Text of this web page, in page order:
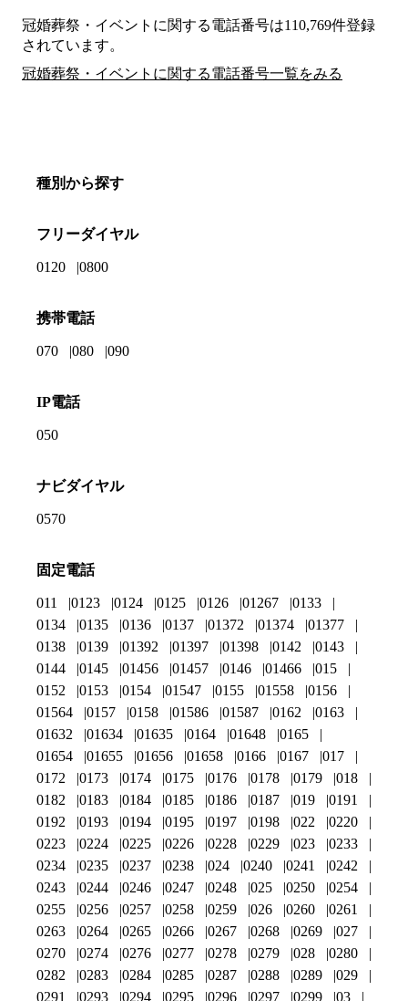
冠婚葬祭・イベントに関する電話番号は110,769件登録
されています。
冠婚葬祭・イベントに関する電話番号一覧をみる
種別から探す
フリーダイヤル
0120 0800
携帯電話
070 080 090
IP電話
050
ナビダイヤル
0570
固定電話
011 0123 0124 0125 0126 01267
0133
0134
0135 0136 0137 01372 01374
01377
0138
0139 01392 01397 01398 0142
0143
0144
0145 01456 01457 0146 01466
015
0152
0153 0154 01547 0155 01558
0156
01564
0157 0158 01586 01587 0162
0163
01632
01634 01635 0164 01648
0165
01654
01655 01656 01658 0166 0167
017
0172
0173 0174 0175 0176 0178 0179
018
0182
0183 0184 0185 0186 0187 019
0191
0192
0193 0194 0195 0197 0198 022
0220
0223
0224 0225 0226 0228 0229 023
0233
0234
0235 0237 0238 024 0240 0241
0242
0243
0244 0246 0247 0248 025 0250
0254
0255
0256 0257 0258 0259 026 0260
0261
0263
0264 0265 0266 0267 0268 0269
027
0270
0274 0276 0277 0278 0279 028
0280
0282
0283 0284 0285 0287 0288 0289
029
0291
0293 0294 0295 0296 0297 0299 03